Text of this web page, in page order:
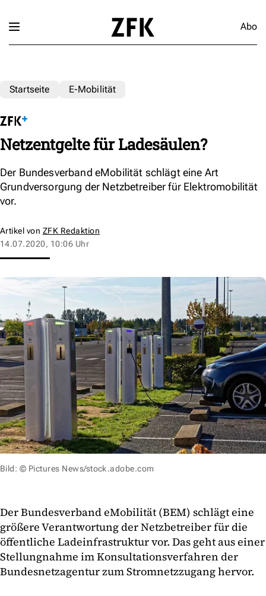
Abo
Startseite E-Mobilität
Netzentgelte für Ladesäulen?
Der Bundesverband eMobilität schlägt eine Art
Grundversorgung der Netzbetreiber für Elektromobilität
vor.
Artikel von ZFK Redaktion
14.07.2020, 10:06 Uhr
Bild: © Pictures News/stock.adobe.com
Der Bundesverband eMobilität (BEM) schlägt eine
größere Verantwortung der Netzbetreiber für die
öffentliche Ladeinfrastruktur vor. Das geht aus einer
Stellungnahme im Konsultationsverfahren der
Bundesnetzagentur zum Stromnetzzugang hervor.